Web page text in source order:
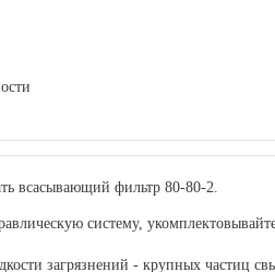
всасывающий фильтр 80-80-2.
систему,
загрязнений - крупных частиц